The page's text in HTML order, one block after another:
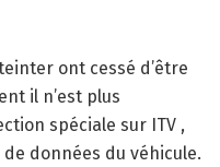
ont cessé d’être
il n’est plus
spéciale sur ITV ,
données du véhicule.